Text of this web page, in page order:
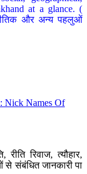
at a glance. (
और अन्य पहलुओं
Nick Names Of
रिवाज, त्यौहार,
से संबंधित जानकारी पा